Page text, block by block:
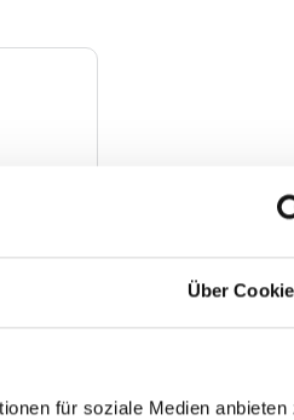
Über
für soziale Medien anbieten
der von
können
Nutzen